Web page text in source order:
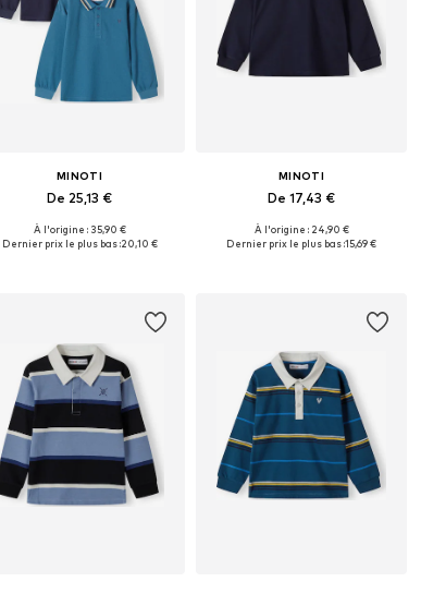
MINOTI
De 25,13 €
Disponible en plusieurs tailles
À l'origine : 35,90 €
Dernier prix le plus bas :20,10 €
MINOTI
De 17,43 €
Disponible en plusieurs tailles
À l'origine : 24,90 €
Dernier prix le plus bas :15,69 €